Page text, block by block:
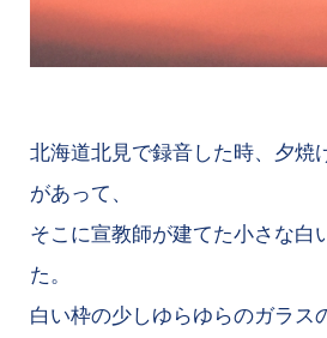
北海道北見で録音した時、夕焼
があって、
そこに宣教師が建てた小さな白
た。
白い枠の少しゆらゆらのガラス